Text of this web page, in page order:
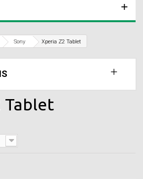
Sony Xperia Z2 Tablet
Tablet